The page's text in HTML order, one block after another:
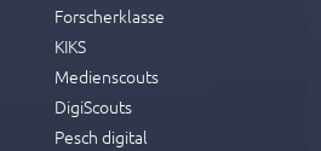
Forscherklasse
KIKS
Medienscouts
DigiScouts
Pesch digital